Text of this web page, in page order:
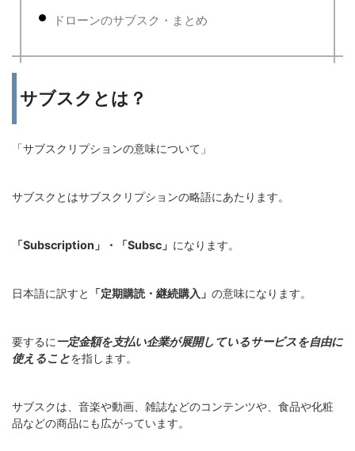
ドローンのサブスク・まとめ
サブスクとは？
「サブスクリプションの意味について」
サブスクとはサブスクリプションの略語にあたります。
「Subscription」・「Subsc」 になります。
日本語に訳すと 「定期購読・継続購入」 の意味になります。
要するに 一定金額を支払い企業が展開しているサービスを自由に
使えることを指します。
サブスクは、音楽や動画、雑誌などのコンテンツや、食品や化粧
品などの商品にも広がっています。